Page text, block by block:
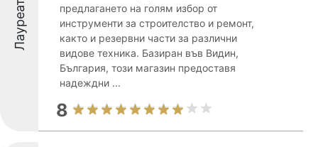
Лауреати
предлагането на голям избор от
инструменти за строителство и ремонт,
както и резервни части за различни
видове техника. Базиран във Видин,
България, този магазин предоставя
надеждни ...
8